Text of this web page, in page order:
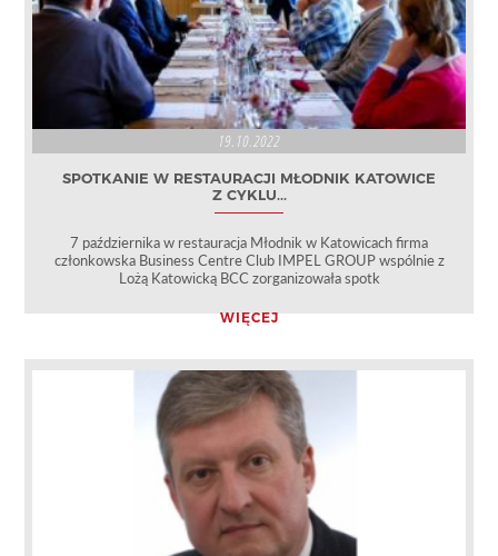
19.10.2022
SPOTKANIE W RESTAURACJI MŁODNIK KATOWICE
Z CYKLU...
7 października w restauracja Młodnik w Katowicach firma
członkowska Business Centre Club IMPEL GROUP wspólnie z
Lożą Katowicką BCC zorganizowała spotk
WIĘCEJ